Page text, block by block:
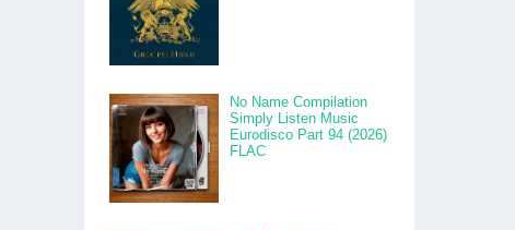
No Name Compilation
Simply Listen Music
Eurodisco Part 94 (2026)
FLAC